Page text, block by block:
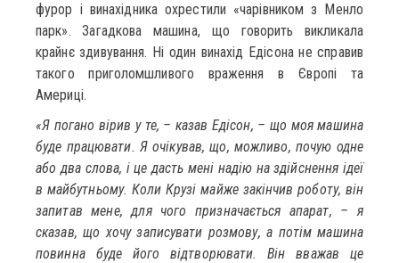
фурор і винахідника охрестили «чарівником з Менло
парк». Загадкова машина, що говорить викликала
крайнє здивування. Ні один винахід Едісона не справив
такого приголомшливого враження в Європі та
Америці.
«Я погано вірив у те, – казав Едісон, – що моя машина
буде працювати. Я очікував, що, можливо, почую одне
або два слова, і це дасть мені надію на здійснення ідеї
в майбутньому. Коли Крузі майже закінчив роботу, він
запитав мене, для чого призначається апарат, – я
сказав, що хочу записувати розмову, а потім машина
повинна буде його відтворювати. Він вважав це